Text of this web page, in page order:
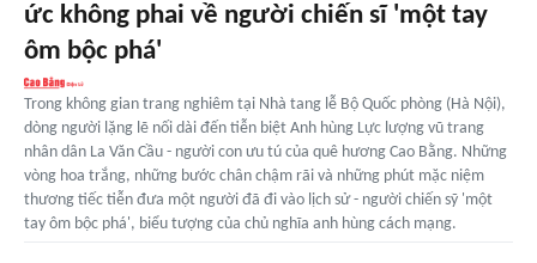
ức không phai về người chiến sĩ 'một tay
ôm bộc phá'
Trong không gian trang nghiêm tại Nhà tang lễ Bộ Quốc phòng (Hà Nội),
dòng người lặng lẽ nối dài đến tiễn biệt Anh hùng Lực lượng vũ trang
nhân dân La Văn Cầu - người con ưu tú của quê hương Cao Bằng. Những
vòng hoa trắng, những bước chân chậm rãi và những phút mặc niệm
thương tiếc tiễn đưa một người đã đi vào lịch sử - người chiến sỹ 'một
tay ôm bộc phá', biểu tượng của chủ nghĩa anh hùng cách mạng.